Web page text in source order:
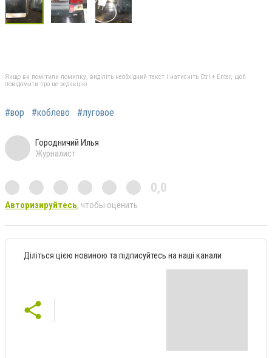
Якщо ви помітили помилку, виділіть необхідний текст і натисніть Ctrl + Enter, щоб
повідомити про це редакцію
#вор #коблево #луговое
Городничий Илья
Журналист
0,0
Авторизируйтесь, чтобы оценить
Діліться цією новиною та підписуйтесь на наші канали